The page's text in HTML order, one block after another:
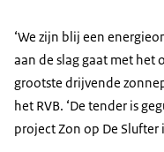
‘We zijn blij een
aan de slag gaat met het
grootste drijvende
het RVB. ‘De tender is
project Zon op De Slufter